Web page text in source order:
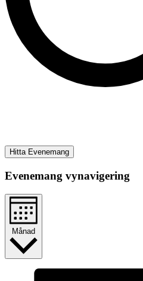
Hitta Evenemang
Evenemang vynavigering
Månad